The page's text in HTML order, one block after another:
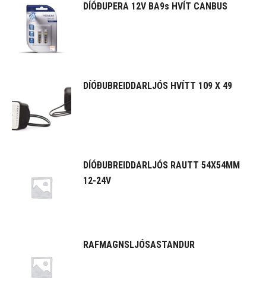
DÍÓÐUPERA 12V BA9s HVÍT CANBUS
DÍÓÐUBREIDDARLJÓS HVÍTT 109 X 49
DÍÓÐUBREIDDARLJÓS RAUTT 54X54MM
12-24V
RAFMAGNSLJÓSASTANDUR